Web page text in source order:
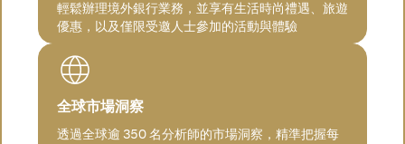
輕鬆辦理境外銀行業務，並享有生活時尚禮遇、旅遊
優惠，以及僅限受邀人士參加的活動與體驗
全球市場洞察
透過全球逾 350 名分析師的市場洞察，精準把握每